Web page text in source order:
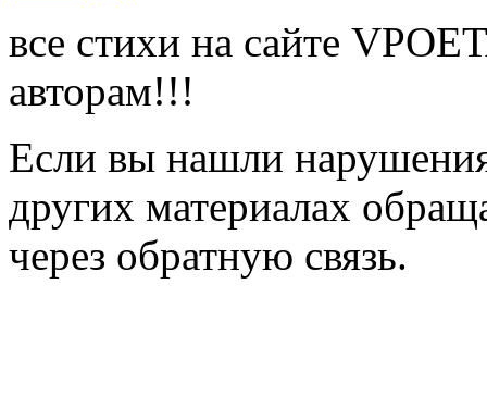
все стихи на сайте
авторам!!!
Если вы нашли
других материалах
через обратную связь.